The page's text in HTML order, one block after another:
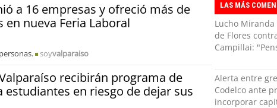
a 16 empresas y ofreció más de
en nueva Feria Laboral
soyvalparaiso
recibirán programa de
en riesgo de dejar sus
LAS MÁS
Lucho
de Flores
Campillai:
es una forma
dignidad"
Alerta entre
Codelco ante
incorporar